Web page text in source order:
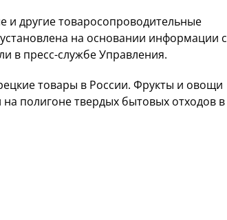
другие товаросопроводительные
на основании информации с
в пресс-службе Управления.
товары в России. Фрукты и овощи
полигоне твердых бытовых отходов в